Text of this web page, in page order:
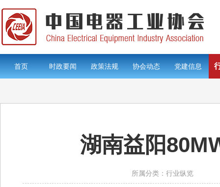
首页 时政要闻 政策法规 协会动态 党建信息
湖南益阳
所属分类：行业纵览